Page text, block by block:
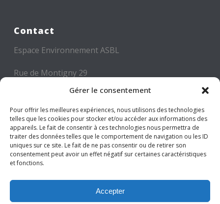
Gérer le consentement
Pour offrir les meilleures expériences, nous utilisons des technologies
telles que les cookies pour stocker et/ou accéder aux informations des
appareils. Le fait de consentir à ces technologies nous permettra de
traiter des données telles que le comportement de navigation ou les ID
uniques sur ce site. Le fait de ne pas consentir ou de retirer son
consentement peut avoir un effet négatif sur certaines caractéristiques
et fonctions.
Accepter
Contact
Espace Environnement ASBL
Rue de Montigny 29
6000 CHARLEROI
Tél: +32 71 300 300
Mail: info@espace-environnement.be
TVA BE 0416.116.340